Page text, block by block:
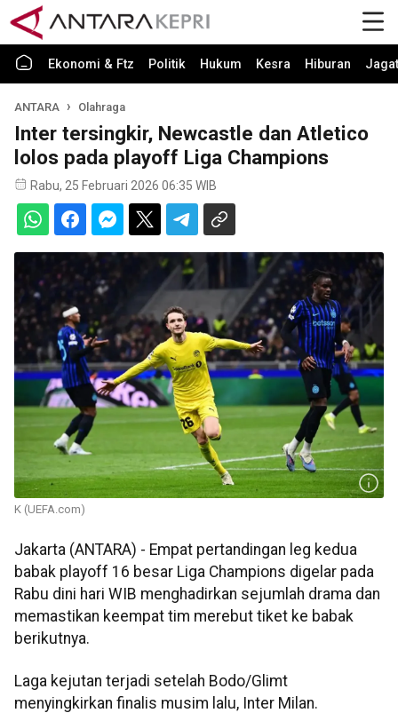
Ekonomi & Ftz Politik Hukum Kesra Hiburan Jagat
ANTARA Olahraga
Inter tersingkir, Newcastle dan Atletico
lolos pada playoff Liga Champions
Rabu, 25 Februari 2026 06:35 WIB
K (UEFA.com)
Jakarta (ANTARA) - Empat pertandingan leg kedua
babak playoff 16 besar Liga Champions digelar pada
Rabu dini hari WIB menghadirkan sejumlah drama dan
memastikan keempat tim merebut tiket ke babak
berikutnya.
Laga kejutan terjadi setelah Bodo/Glimt
menyingkirkan finalis musim lalu, Inter Milan.